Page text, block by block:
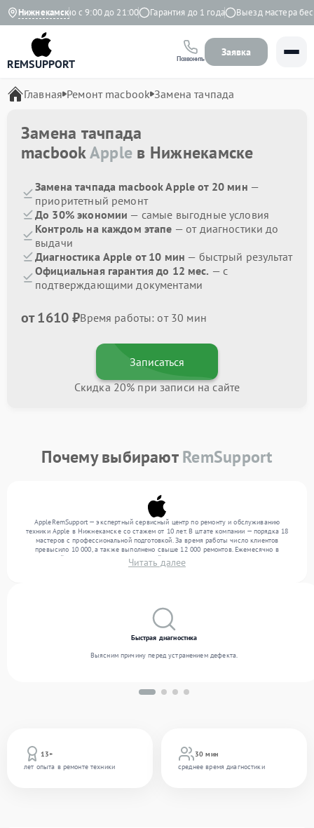
Нижнекамск
Ежедневно с 9:00 до 21:00 Гарантия до 1 года Выезд мастера
REMSUPPORT Позвонить
Заявка
Главная Ремонт macbook Замена тачпада
Замена тачпада
macbookApple в Нижнекамске
Замена тачпада macbook Apple от 20 мин —
приоритетный ремонт
До 30% экономии — самые выгодные условия
Контроль на каждом этапе — от диагностики до
выдачи
Диагностика Apple от 10 мин — быстрый результат
Официальная гарантия до 12 мес. — с
подтверждающими документами
от 1610 ₽Время работы: от 30 мин
Записаться
Скидка 20% при записи на сайте
Почему выбираютRemSupport
AppleRemSupport — экспертный сервисный центр по ремонту и обслуживанию
техники Apple в Нижнекамске со стажем от 10 лет. В штате компании — порядка 18
мастеров с профессиональной подготовкой. За время работы число клиентов
превысило 10 000, а также выполнено свыше 12 000 ремонтов. Ежемесячно в
сервисный центр поступает от 300 устройств, включая , , . Мы выполняем ремонт
различного уровня сложности и поддерживаем высокий стандарт качества благодаря
Читать далее
13+
лет опыта в ремонте техники
30 мин
среднее время диагностики
Быстрая диагностика
Выясним причину перед устранением дефекта.